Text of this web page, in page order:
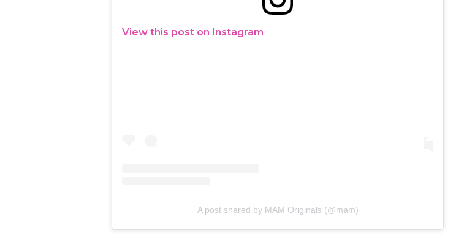
View this post on Instagram
A post shared by MAM Originals (@mam)